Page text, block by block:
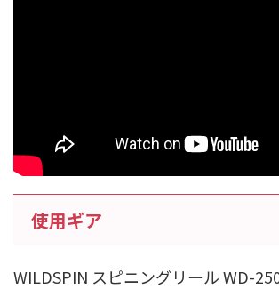
使用ギア
WILDSPIN スピニングリール WD-